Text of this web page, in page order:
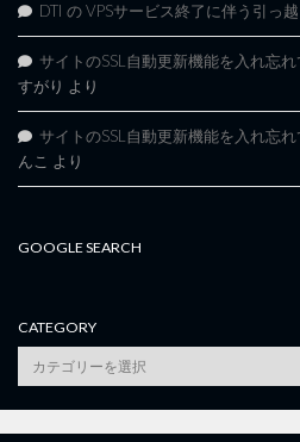
DTI の VPSサービス終了に伴う引っ
サイトのSSL自動更新機能を入れ忘
すがり より
サイトのSSL自動更新機能を入れ忘
んこ より
GOOGLE SEARCH
CATEGORY
category